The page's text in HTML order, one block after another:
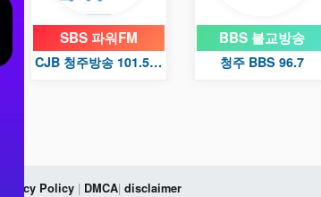
SBS 파워FM
CJB 청주방송 101.5 / 97.9 / 102.7
BBS 불교방송
청주 BBS 96.7
Privacy Policy | DMCA| disclaimer